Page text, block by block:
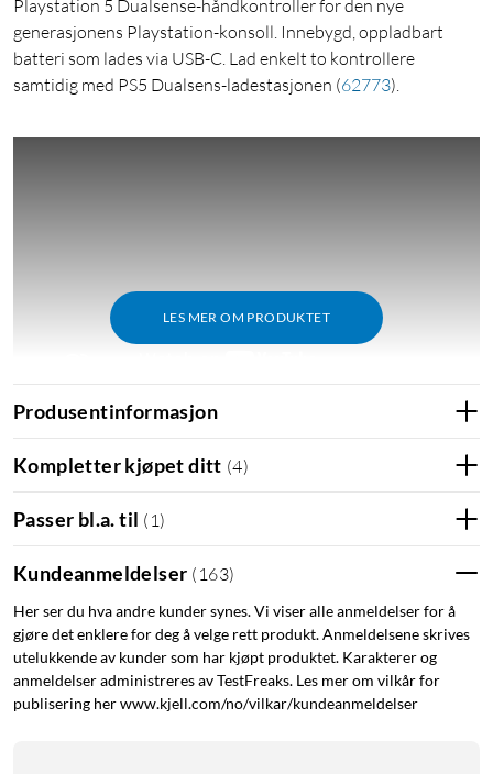
Playstation 5 Dualsense-håndkontroller for den nye
generasjonens Playstation-konsoll. Innebygd, oppladbart
batteri som lades via USB-C. Lad enkelt to kontrollere
samtidig med PS5 Dualsens-ladestasjonen (62773).
LES MER OM PRODUKTET
Innebygd, oppladbart batteri som lades via USB-C. Lad enkelt
to kontrollere samtidig med PS5 Dualsense-ladestasjonen
(62773).
Produsentinformasjon
Kompletter kjøpet ditt (4)
Passer bl.a. til ( 1 )
Kundeanmeldelser ( 163)
Her ser du hva andre kunder synes. Vi viser alle anmeldelser for å
gjøre det enklere for deg å velge rett produkt. Anmeldelsene skrives
utelukkende av kunder som har kjøpt produktet. Karakterer og
anmeldelser administreres av TestFreaks. Les mer om vilkår for
publisering her www.kjell.com/no/vilkar/kundeanmeldelser